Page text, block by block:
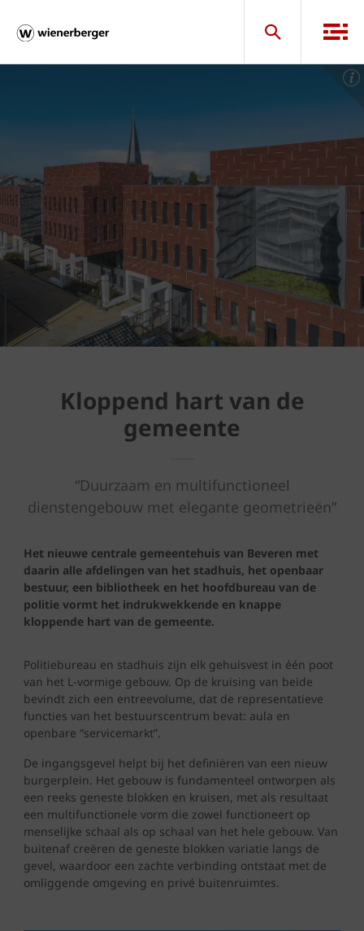
Kloppend hart van de
gemeente
“Duurzaam en multifunctioneel
dienstengebouw met elegante geometrieën”
Het nieuwe centrale gemeentehuis van Beveren met
daarin alle afdelingen van het stadhuis, het openbaar
bestuur, een bibliotheek en het hoofdbureau van de
politie vormt het indrukwekkende en knappe
kloppende hart van de gemeente.
Politiebureau en stadhuis zijn elk gehuisvest in één poot
van het L-vormige gebouw. Op de kruising van beide
bevindt zich een entreevolume, dat de representatieve
functies van het bestuurscentrum bevat: aula en
openbare “servicemarkt”.
De ingangsgevel helpt bij het definiëren van een nieuw
burgerplein. Het gebouw is fundamenteel ontworpen als
een reeks geneste blokken en kruisen, met als resultaat
een multifunctionele vorm die zowel functioneert op
menselijke schaal als op schaal van het hele gebouw. Van
buitenaf creëren de geneste blokken variatie langs de
gevel, waardoor een zachte verbinding ontstaat met de
omliggende omgeving en privé buitenruimtes.